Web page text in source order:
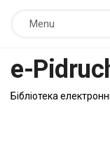
Menu
e-
Бібліотека